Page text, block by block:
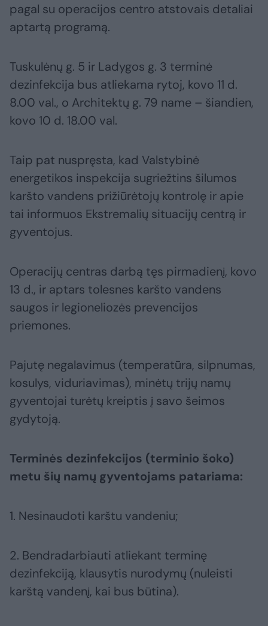
pagal su operacijos centro atstovais detaliai
aptartą programą.
Tuskulėnų g. 5 ir Ladygos g. 3 terminė
dezinfekcija bus atliekama rytoj, kovo 11 d.
8.00 val., o Architektų g. 79 name – šiandien,
kovo 10 d. 18.00 val.
Taip pat nuspręsta, kad Valstybinė
energetikos inspekcija sugriežtins šilumos
karšto vandens prižiūrėtojų kontrolę ir apie
tai informuos Ekstremalių situacijų centrą ir
gyventojus.
Operacijų centras darbą tęs pirmadienį, kovo
13 d., ir aptars tolesnes karšto vandens
saugos ir legioneliozės prevencijos
priemones.
Pajutę negalavimus (temperatūra, silpnumas,
kosulys, viduriavimas), minėtų trijų namų
gyventojai turėtų kreiptis į savo šeimos
gydytoją.
Terminės dezinfekcijos (terminio šoko)
metu šių namų gyventojams patariama:
1. Nesinaudoti karštu vandeniu;
2. Bendradarbiauti atliekant terminę
dezinfekciją, klausytis nurodymų (nuleisti
karštą vandenį, kai bus būtina).